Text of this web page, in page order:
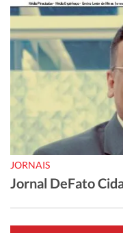
JORNAIS
Jornal DeFato